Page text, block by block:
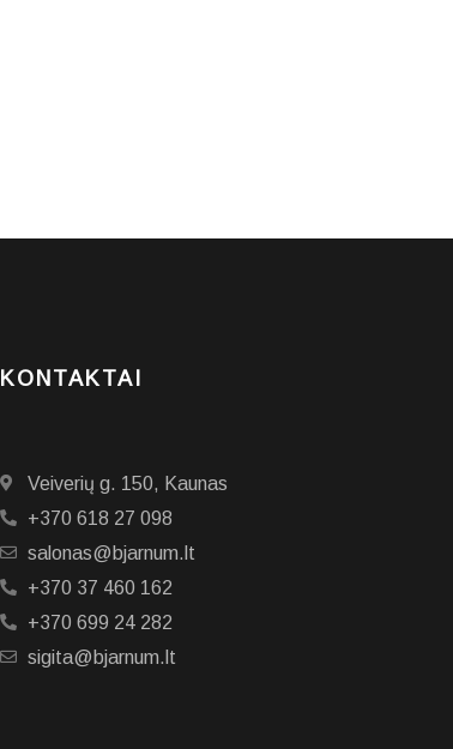
KONTAKTAI
Veiverių g. 150, Kaunas
+370 618 27 098
salonas@bjarnum.lt
+370 37 460 162
+370 699 24 282
sigita@bjarnum.lt